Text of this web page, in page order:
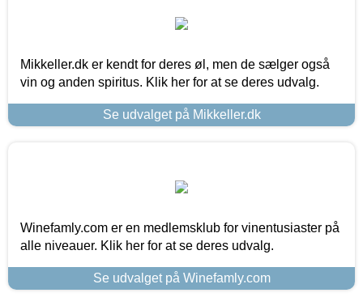
Mikkeller.dk er kendt for deres øl, men de sælger også
vin og anden spiritus. Klik her for at se deres udvalg.
Se udvalget på Mikkeller.dk
Winefamly.com er en medlemsklub for vinentusiaster på
alle niveauer. Klik her for at se deres udvalg.
Se udvalget på Winefamly.com